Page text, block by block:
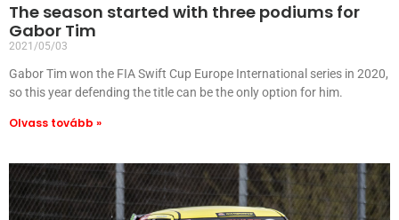
The season started with three podiums for
Gabor Tim
2021/05/03
Gabor Tim won the FIA Swift Cup Europe International series in 2020,
so this year defending the title can be the only option for him.
Olvass tovább »